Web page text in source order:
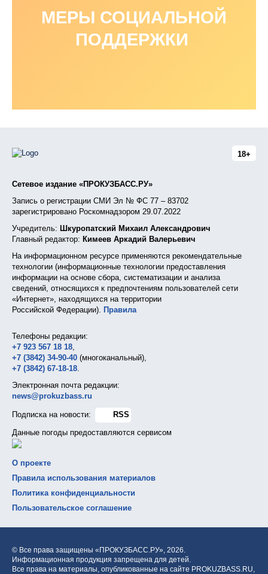
МЕРЫ СОЦИАЛЬНОЙ
ПОДДЕРЖКИ
18+
Сетевое издание «ПРОКУЗБАСС.РУ»
Запись о регистрации СМИ Эл № ФС 77 – 83702
зарегистрировано Роскомнадзором 29.07.2022
Учредитель: Шкуропатский Михаил Александрович
Главный редактор: Кимеев Аркадий Валерьевич
На информационном ресурсе применяются рекомендательные
технологии (информационные технологии предоставления
информации на основе сбора, систематизации и анализа
сведений, относящихся к предпочтениям пользователей сети
«Интернет», находящихся на территории
Российской Федерации).
Правила
Телефоны редакции:
+7 923 567 18 18
+7 (3842) 34-90-40 (многоканальный),
+7 (3842) 67-18-18
Электронная почта редакции:
news@prokuzbass.ru
Подписка на новости:
RSS
Данные погоды предоставляются сервисом
О проекте
Правила использования материалов
Политика конфиденциальности
Пользовательское соглашение
© Все права защищены «ПРОКУЗБАСС.РУ», 2026.
Информационная продукция запрещена для детей.
Все права на материалы, опубликованные на сайте PROKUZBASS.RU,